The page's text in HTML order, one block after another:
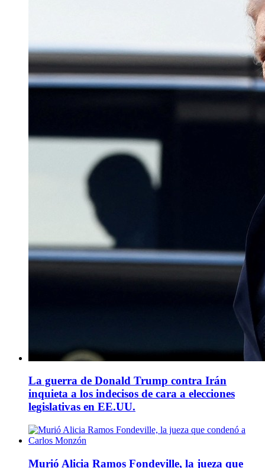
La guerra de Donald Trump contra Irán
inquieta a los indecisos de cara a elecciones
legislativas en EE.UU.
Murió Alicia Ramos Fondeville, la jueza que